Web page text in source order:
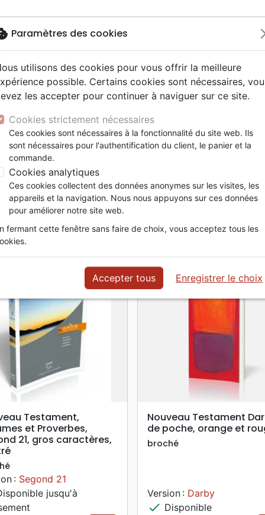
NouveautésBibles
Testaments
Etude biblique
Segond 21
Segond
NEG
Livres
Bandes dessinées
Famille, couple
Souffrance, Relation d'aide
Santé
eBooks
Couple
Découverte de la foi
Méditations
Souffrance, Relation d'aide
Psychologie
ans
Adolescents, jeunes
Bibles jeunesse
Latino, Folk
Soul
Rap, Hip-hop
Instrumental
Louange, Adoration
Hardrock, Métal
animés
conférences
Films, fiction
Documentaires, reportages
Jeux
Accessoires de Bible
Papeterie
Testaments
Semeur Segond 21
: Par page :
search APERÇU RAPIDE
favorite_border
Testament,
et Proverbes,
21, gros caractères,
: Segond 21
jusqu'à
search APERÇU RAPIDE
Nouveau Testament
de poche, orange et
broché
Version : Darby
check Disponible
Paramètres des cookies
utilisons des cookies pour vous offrir la meilleure
possible. Certains cookies sont nécessaires,
les accepter pour continuer à naviguer sur ce site.
Cookies strictement nécessaires
Ces cookies sont nécessaires à la fonctionnalité du site web. Ils
sont nécessaires pour l'authentification du client, le panier et la
commande.
Cookies analytiques
Ces cookies collectent des données anonymes sur les visites, les
appareils et la navigation. Nous nous appuyons sur ces données
pour améliorer notre site web.
fermant cette fenêtre sans faire de choix, vous acceptez tous les
Accepter tous Enregistrer le choix